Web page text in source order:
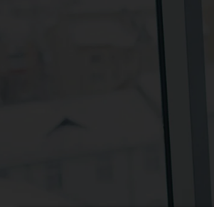
Wybierz formę